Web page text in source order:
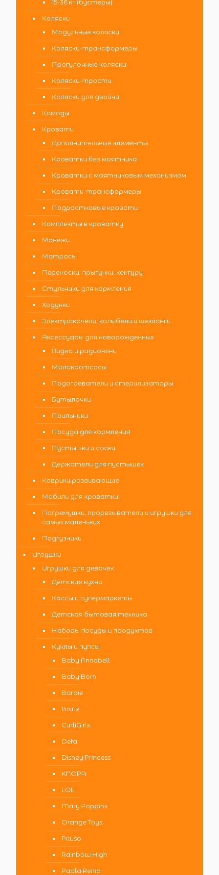
15-36 кг (бустеры)
Коляски
Модульные коляски
Коляски-трансформеры
Прогулочные коляски
Коляски-трости
Коляски для двойни
Комоды
Кровати
Дополнительные элементы
Кроватки без маятника
Кроватки с маятниковым механизмом
Кровати-трансформеры
Подростковые кровати
Комплекты в кроватку
Манежи
Матрасы
Переноски, прыгунки, кенгуру
Стульчики для кормления
Ходунки
Электрокачели, колыбели и шезлонги
Аксессуары для новорожденных
Видео и радионяни
Молокоотсосы
Подогреватели и стерилизаторы
Бутылочки
Поильники
Посуда для кормления
Пустышки и соски
Держатели для пустышек
Коврики развивающие
Мобили для кроватки
Погремушки, прорезыватели и игрушки для
самых маленьких
Подгузники
Игрушки
Игрушки для девочек
Детские кухни
Кассы и супермаркеты
Детская бытовая техника
Наборы посуды и продуктов
Куклы и пупсы
Baby Annabell
Baby Born
Barbie
Bratz
CurliGirls
Defa
Disney Princess
KNOPA
LOL
Mary Poppins
Orange Toys
Pituso
Rainbow High
Paola Reina